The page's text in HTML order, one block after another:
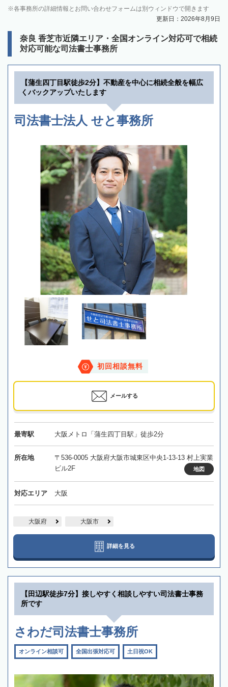
各事務所の詳細情報とお問い合わせフォームは別ウィンドウで開きます
更新日：2026年8月9日
奈良 香芝市近隣エリア・全国オンライン対応可で相続
対応可能な司法書士事務所
【蒲生四丁目駅徒歩2分】不動産を中心に相続全般を幅広
くバックアップいたします
司法書士法人 せと事務所
初回相談無料
メールする
最寄駅 大阪メトロ「蒲生四丁目駅」徒歩2分
所在地
〒536-0005 大阪府大阪市城東区中央1-13-13 村上実業
ビル2F
地図
対応エリア 大阪
大阪府 大阪市
詳細を見る
【田辺駅徒歩7分】接しやすく相談しやすい司法書士事務
所です
さわだ司法書士事務所
オンライン相談可 全国出張対応可 土日祝OK